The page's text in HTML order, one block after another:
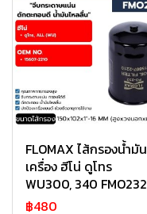
FLOMAX ไส้กรองน้ำมัน
เครื่อง ฮีโน่ ดูโทร
WU300, 340 FMO232
฿480